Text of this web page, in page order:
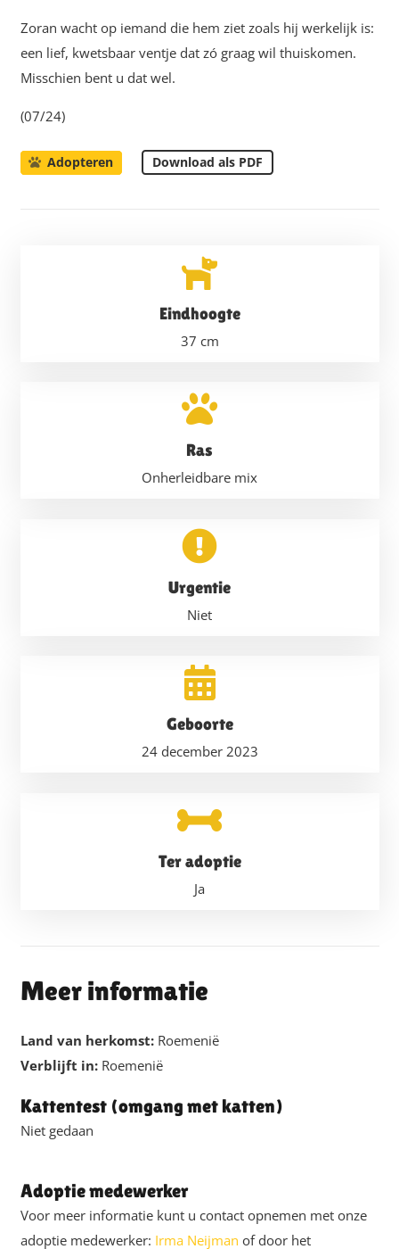
Zoran wacht op iemand die hem ziet zoals hij werkelijk is:
een lief, kwetsbaar ventje dat zó graag wil thuiskomen.
Misschien bent u dat wel.
(07/24)
Adopteren Download als PDF
Eindhoogte
37 cm
Ras
Onherleidbare mix
Urgentie
Niet
Geboorte
24 december 2023
Ter adoptie
Ja
Meer informatie
Land van herkomst: Roemenië
Verblijft in: Roemenië
Kattentest (omgang met katten)
Niet gedaan
Adoptie medewerker
Voor meer informatie kunt u contact opnemen met onze
adoptie medewerker: Irma Neijman of door het